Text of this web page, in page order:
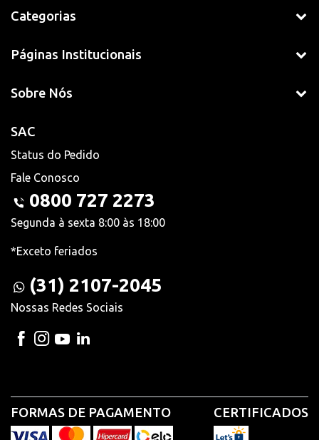
Categorias
Páginas Institucionais
Sobre Nós
SAC
Status do Pedido
Fale Conosco
0800 727 2273
Segunda à sexta 8:00 às 18:00
*Exceto feriados
(31) 2107-2045
Nossas Redes Sociais
FORMAS DE PAGAMENTO CERTIFICADOS